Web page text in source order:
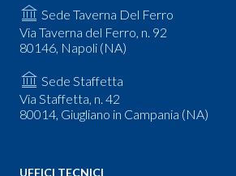
Sede Taverna Del Ferro
Via Taverna del Ferro, n. 92
80146, Napoli (NA)
Sede Staffetta
Via Staffetta, n. 42
80014, Giugliano in Campania (NA)
UFFICI TECNICI